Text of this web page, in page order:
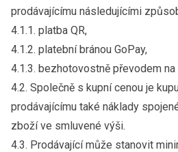
prodávajícímu následujícími
4.1.1. platba QR,
4.1.2. platební bránou GoPay,
4.1.3. bezhotovostně převodem
4.2. Společně s kupní cenou je
prodávajícímu také náklady
zboží ve smluvené výši.
4.3. Prodávající může stanovit